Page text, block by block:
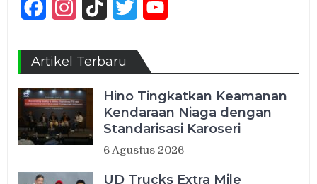
FacebookInstagram
TikTok Twitter
Artikel Terbaru
Hino Tingkatkan Keamanan
Kendaraan Niaga dengan
Standarisasi Karoseri
6 Agustus 2026
UD Trucks Extra Mile